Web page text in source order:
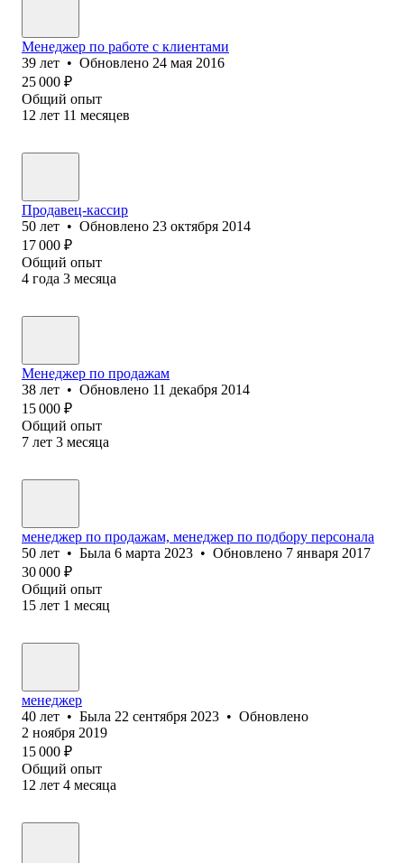
Менеджер по работе с клиентами
39 лет • Обновлено 24 мая 2016
25 000 ₽
Общий опыт
12 лет 11 месяцев
Продавец-кассир
50 лет • Обновлено 23 октября 2014
17 000 ₽
Общий опыт
4 года 3 месяца
Менеджер по продажам
38 лет • Обновлено 11 декабря 2014
15 000 ₽
Общий опыт
7 лет 3 месяца
менеджер по продажам, менеджер по подбору персонала
50 лет • Была 6 марта 2023 • Обновлено 7 января 2017
30 000 ₽
Общий опыт
15 лет 1 месяц
менеджер
40 лет • Была 22 сентября 2023 • Обновлено
2 ноября 2019
15 000 ₽
Общий опыт
12 лет 4 месяца